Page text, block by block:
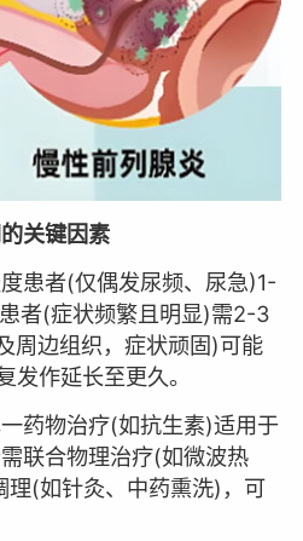
关键因素
者(仅偶发尿频、尿急)1-
者(症状频繁且明显)需2-3
周边组织，症状顽固)可能
作延长至更久。
物治疗(如抗生素)适用于
联合物理治疗(如微波热
理(如针灸、中药熏洗)，可